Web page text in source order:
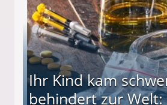
Ihr Kind kam
behindert zur Welt: